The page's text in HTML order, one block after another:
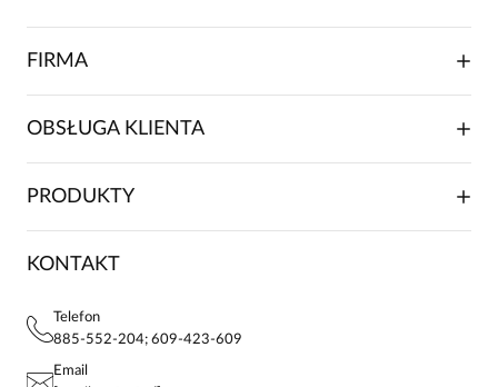
FIRMA
FRANCZYZA
MAPA WITRYNY
KONTAKTY
OBSŁUGA KLIENTA
FAQ
POLITYKA PRYWATNOŚCI
STREFA STAŁEGO KLIENTA
PRODUKTY
KOSZULE DAMSKIE
KONTAKT
Telefon
885-552-204; 609-423-609
Email